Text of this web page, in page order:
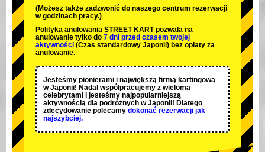
(Możesz także zadzwonić do naszego centrum rezerwacji
w godzinach pracy.)
Polityka anulowania STREET KART pozwala na
anulowanie tylko do 7 dni przed czasem twojej
aktywności (Czas standardowy Japonii) bez opłaty za
anulowanie.
Jesteśmy pionierami i największą firmą kartingową
w Japonii! Nadal współpracujemy z wieloma
celebrytami i jesteśmy najpopularniejszą
aktywnością dla podróżnych w Japonii! Dlatego
zdecydowanie polecamy dokonać rezerwacji jak
najszybciej.